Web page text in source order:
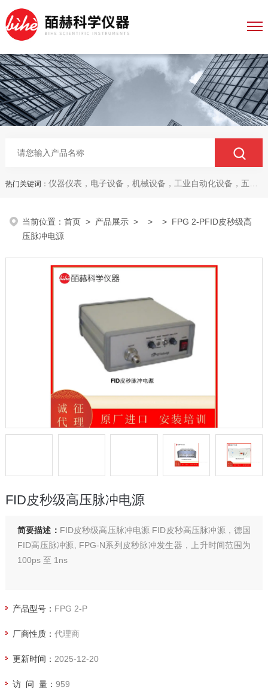
热门关键词： 仪器仪表，电子设备，机械设备，工业自动化设备，五金产品，电线电缆，金属材料，电子
当前位置：首页 > 产品展示 > > > FPG 2-PFID皮秒级高
压脉冲电源
FID皮秒级高压脉冲电源
简要描述： FID皮秒级高压脉冲电源 FID皮秒高压脉冲源，德国
FID高压脉冲源, FPG-N系列皮秒脉冲发生器，上升时间范围为
100ps 至 1ns
产品型号： FPG 2-P
厂商性质： 代理商
更新时间： 2025-12-20
访 问 量： 959